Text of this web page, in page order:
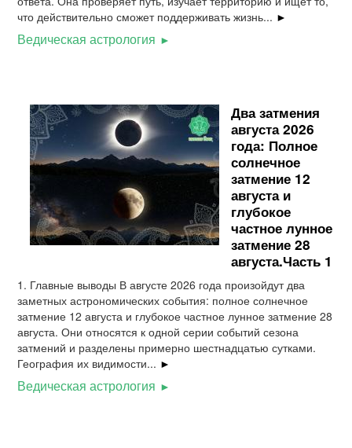
что действительно сможет поддерживать жизнь... ►
Ведическая астрология
Два затмения
августа 2026
года: Полное
солнечное
затмение 12
августа и
глубокое
частное лунное
затмение 28
августа.Часть 1
1. Главные выводы В августе 2026 года произойдут два
заметных астрономических события: полное солнечное
затмение 12 августа и глубокое частное лунное затмение 28
августа. Они относятся к одной серии событий сезона
затмений и разделены примерно шестнадцатью сутками.
География их видимости... ►
Ведическая астрология